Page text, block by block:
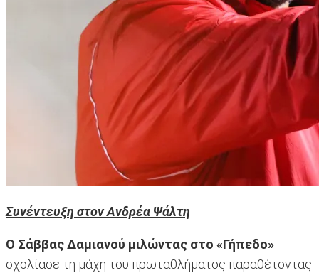
Συνέντευξη στον Ανδρέα Ψάλτη
Ο Σάββας Δαμιανού μιλώντας στο «Γήπεδο»
σχολίασε τη μάχη του πρωταθλήματος παραθέτοντας